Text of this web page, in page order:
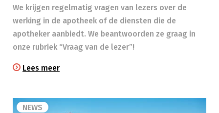
We krijgen regelmatig vragen van lezers over de
werking in de apotheek of de diensten die de
apotheker aanbiedt. We beantwoorden ze graag in
onze rubriek “Vraag van de lezer”!
Lees meer
NEWS